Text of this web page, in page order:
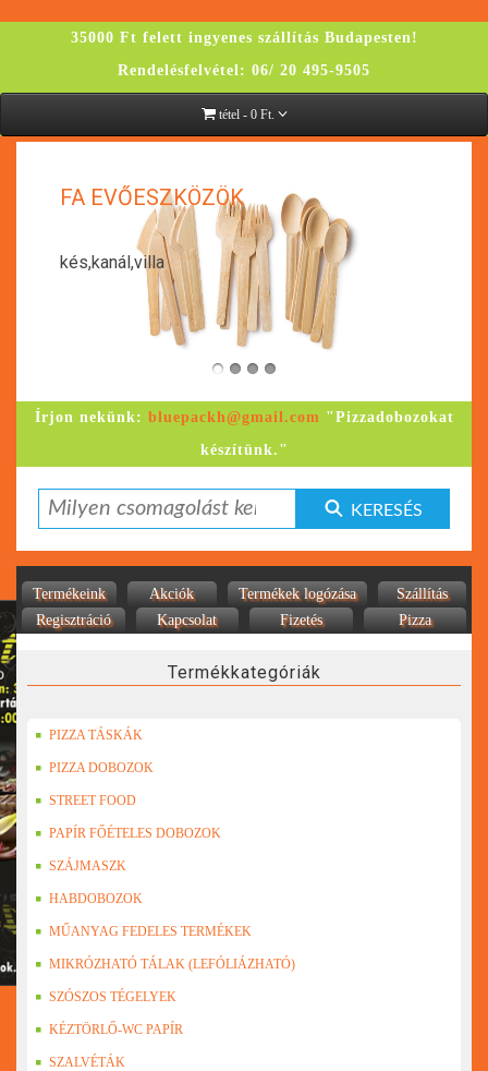
35000 Ft felett ingyenes szállítás Budapesten!
Rendelésfelvétel: 06/ 20 495-9505
tétel - 0 Ft.
FA EVŐESZKÖZÖK
kés,kanál,villa
Írjon nekünk: bluepackh@gmail.com "Pizzadobozokat
készítünk."
KERESÉS
Termékeink Akciók Termékek logózása
Szállítás
Regisztráció
Kapcsolat Fizetés Pizza
Termékkategóriák
PIZZA TÁSKÁK
PIZZA DOBOZOK
STREET FOOD
PAPÍR FŐÉTELES DOBOZOK
SZÁJMASZK
HABDOBOZOK
MŰANYAG FEDELES TERMÉKEK
MIKRÓZHATÓ TÁLAK (LEFÓLIÁZHATÓ)
SZÓSZOS TÉGELYEK
KÉZTÖRLŐ-WC PAPÍR
SZALVÉTÁK